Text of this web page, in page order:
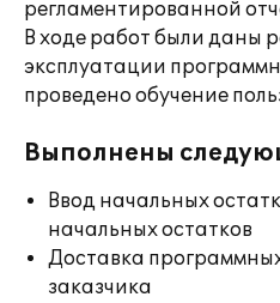
регламентированной
В ходе работ были даны
эксплуатации
проведено обучение
Выполнены
Ввод начальных
начальных остатков
Доставка
заказчика